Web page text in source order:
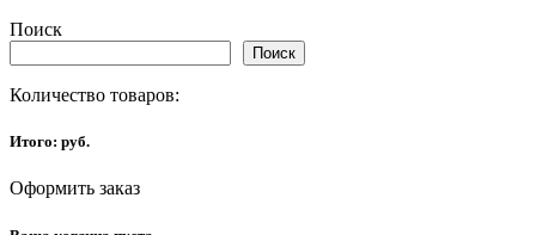
Поиск
Поиск
Количество товаров:
Итого: руб.
Оформить заказ